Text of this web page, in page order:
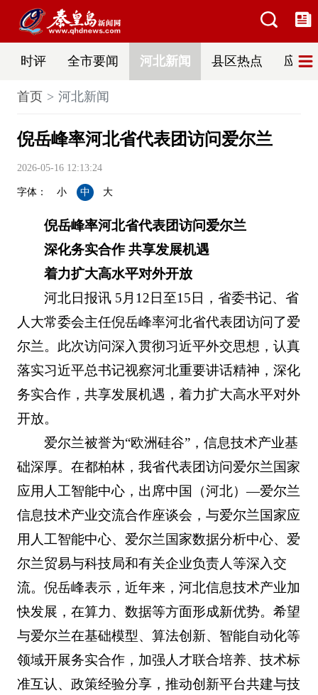
时评 全市要闻 河北新闻 县区热点 应急
首页 河北新闻
倪岳峰率河北省代表团访问爱尔兰
2026-05-16 12:13:24
字体： 小 中 大
倪岳峰率河北省代表团访问爱尔兰
深化务实合作 共享发展机遇
着力扩大高水平对外开放
河北日报讯 5月12日至15日，省委书记、省
人大常委会主任倪岳峰率河北省代表团访问了爱
尔兰。此次访问深入贯彻习近平外交思想，认真
落实习近平总书记视察河北重要讲话精神，深化
务实合作，共享发展机遇，着力扩大高水平对外
开放。
爱尔兰被誉为“欧洲硅谷”，信息技术产业基
础深厚。在都柏林，我省代表团访问爱尔兰国家
应用人工智能中心，出席中国（河北）—爱尔兰
信息技术产业交流合作座谈会，与爱尔兰国家应
用人工智能中心、爱尔兰国家数据分析中心、爱
尔兰贸易与科技局和有关企业负责人等深入交
流。倪岳峰表示，近年来，河北信息技术产业加
快发展，在算力、数据等方面形成新优势。希望
与爱尔兰在基础模型、算法创新、智能自动化等
领域开展务实合作，加强人才联合培养、技术标
准互认、政策经验分享，推动创新平台共建与技